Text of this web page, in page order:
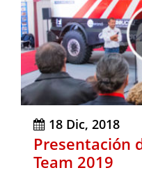
18 Dic, 2018
Presentación
Team 2019